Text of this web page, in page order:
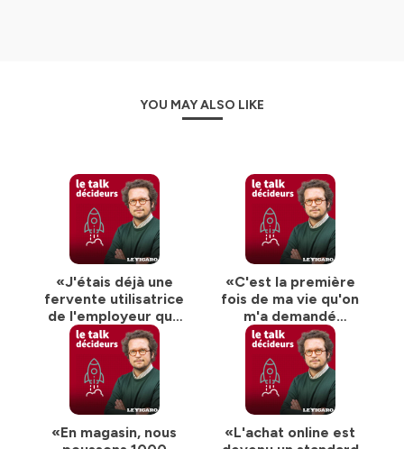
YOU MAY ALSO LIKE
«J'étais déjà une
fervente utilisatrice
de l'employeur que
j'ai rejoint» : eBay,
un business
visionnaire
«C'est la première
fois de ma vie qu'on
m'a demandé
"combien ?"» : Anne
Méaux revient sur
son parcours
«En magasin, nous
«L'achat online est